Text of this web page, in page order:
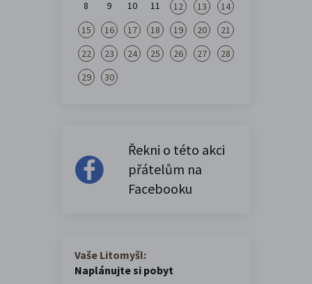
8 9 10 11 12 13
14
15
16 17 18 19 20
21
22
23 24 25 26 27
28
29
30
Řekni o této akci
přátelům na
Facebooku
Vaše Litomyšl:
Naplánujte si pobyt